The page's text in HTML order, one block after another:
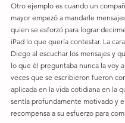
Otro ejemplo es cuando un
mayor empezó a mandarle
quien se esforzó para lograr
iPad lo que quería contestar. La
Diego al escuchar los mensajes y
lo que él preguntaba nunca la voy a
veces que se escribieron fueron
aplicada en la vida cotidiana en la
sentía profundamente motivado y
recompensa a su esfuerzo para